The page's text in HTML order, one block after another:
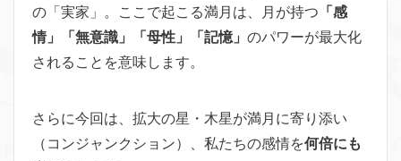
の「実家」。ここで起こる満月は、月が持つ 「感
情」「無意識」「母性」「記憶」 のパワーが最大化
されることを意味します。
さらに今回は、拡大の星・木星が満月に寄り添い
（コンジャンクション）、私たちの感情を何倍にも